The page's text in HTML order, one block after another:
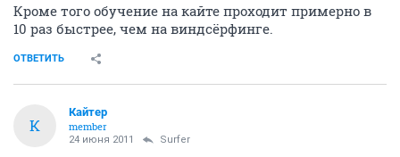
Кроме того обучение на кайте проходит примерно в
10 раз быстрее, чем на виндсёрфинге.
ОТВЕТИТЬ
К
Кайтер
member
24 июня 2011 Surfer